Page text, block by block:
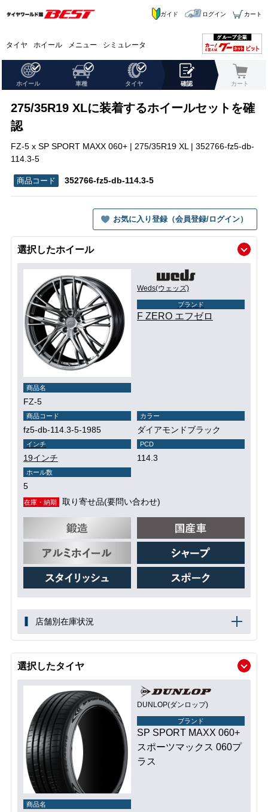
タイヤ ホイール メニュー シミュレータ
ガイド ログイン カート
ホイール 車種 タイヤ 確認 カート
275/35R19 XLに装着するホイールセットを確
認
FZ-5 x SP SPORT MAXX 060+ | 275/35R19 XL | 352766-fz5-db-
114.3-5
352766-fz5-db-114.3-5
お気に入り登録（会員登録/ログイン）
選択したホイール
Weds(ウェッズ)
ブランド
F ZERO エフゼロ
商品名
FZ-5
商品コード
fz5-db-114.3-5-1985
カラー
ダイアモンドブラック
インチ
19インチ
PCD
114.3
ホール数
5
在庫・納期 取り寄せ品(要問い合わせ)
店舗別在庫状況
選択したタイヤ
DUNLOP(ダンロップ)
ブランド
SP SPORT MAXX 060+
スポーツマックス 060プ
ラス
商品名